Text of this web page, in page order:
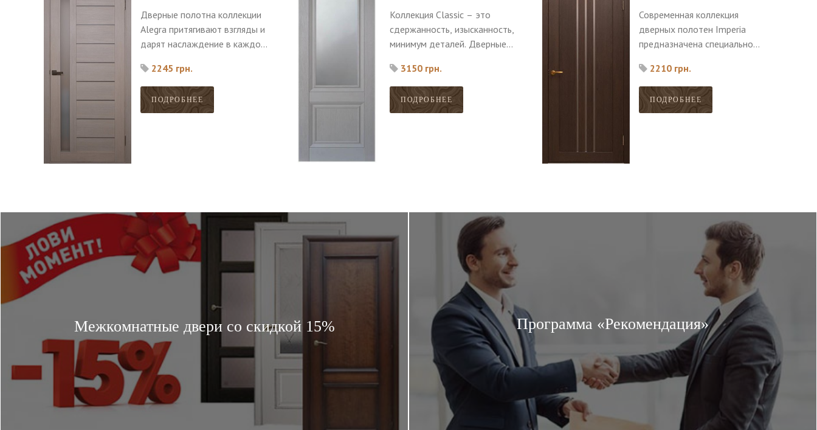
Дверные полотна коллекции
Alegra притягивают взгляды и
дарят наслаждение в каждом
сочетания стекла и дерева
дополняются высоким
качеством материалов.
2245 грн.
ПОДРОБНЕЕ
Коллекция Classic – это
сдержанность, изысканность,
минимум деталей. Дверные
в любой интерьер и позволят
верно расставить акценты.
3150 грн.
ПОДРОБНЕЕ
Современная коллекция
дверных полотен Imperia
предназначена специально
сдержанных интерьеров,
которые созданы
исключительно для
максимального комфорта
2210 грн.
ПОДРОБНЕЕ
Межкомнатные двери со скидкой 15% Программа «Рекомендация»